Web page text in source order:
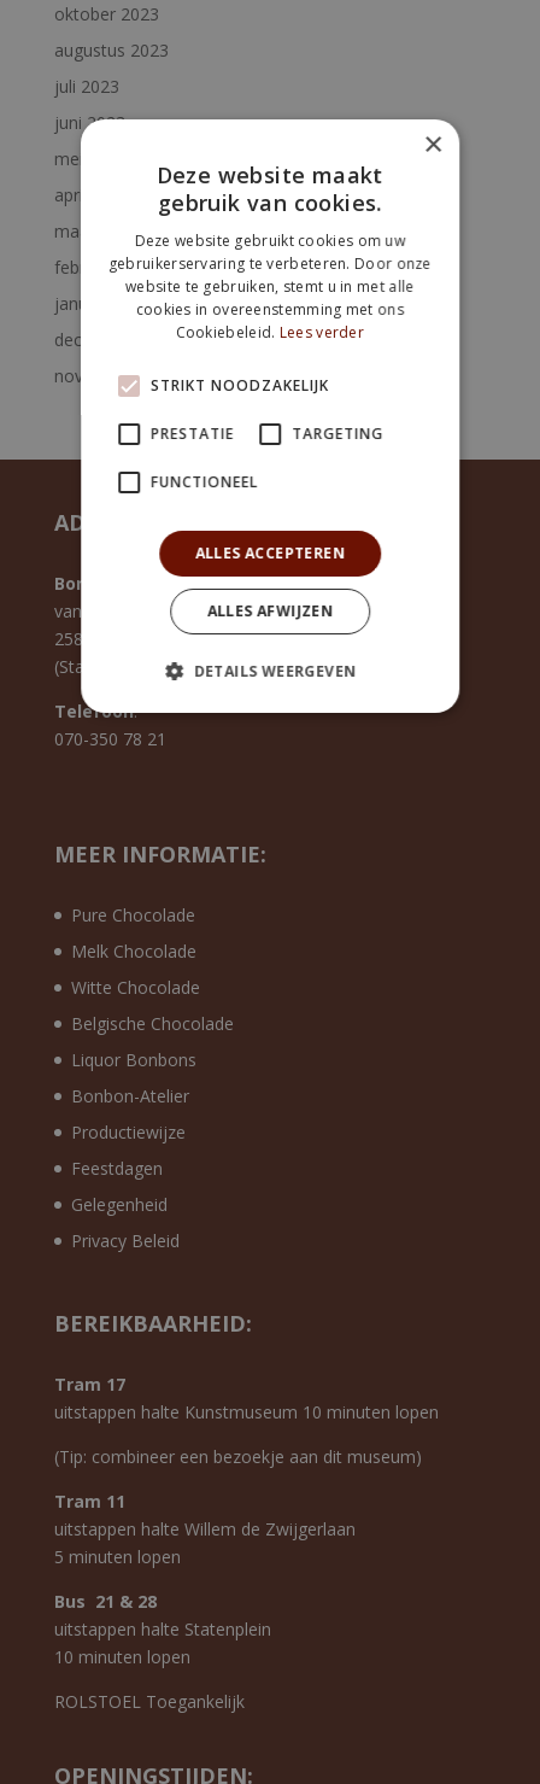
oktober 2023
augustus 2023
juli 2023
juni 2023
mei 2023
april 2023
maart 2023
februari 2023
januari 2023
december 2022
november 2022
ADRES:
Bonbon-Atelier Westerbeek
van Slingelandtstraat 121
2582 XL Den Haag
(Statenkwartier)
Telefoon:
070-350 78 21
MEER INFORMATIE:
Pure Chocolade
Melk Chocolade
Witte Chocolade
Belgische Chocolade
Liquor Bonbons
Bonbon-Atelier
Productiewijze
Feestdagen
Gelegenheid
Privacy Beleid
BEREIKBAARHEID:
Tram 17
uitstappen halte Kunstmuseum 10 minuten lopen
(Tip: combineer een bezoekje aan dit museum)
Tram 11
uitstappen halte Willem de Zwijgerlaan
5 minuten lopen
Bus 21 & 28
uitstappen halte Statenplein
10 minuten lopen
ROLSTOEL Toegankelijk
OPENINGSTIJDEN:
×
Deze website maakt
gebruik van cookies.
Deze website gebruikt cookies om uw
gebruikerservaring te verbeteren. Door onze
website te gebruiken, stemt u in met alle
cookies in overeenstemming met ons
Cookiebeleid. Lees verder
STRIKT NOODZAKELIJK
PRESTATIE TARGETING
FUNCTIONEEL
ALLES ACCEPTEREN
ALLES AFWIJZEN
DETAILS WEERGEVEN